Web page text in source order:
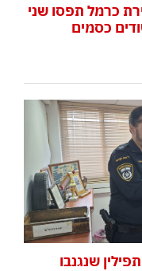
כרמל תפסו שני
כסמים
שנגנבו